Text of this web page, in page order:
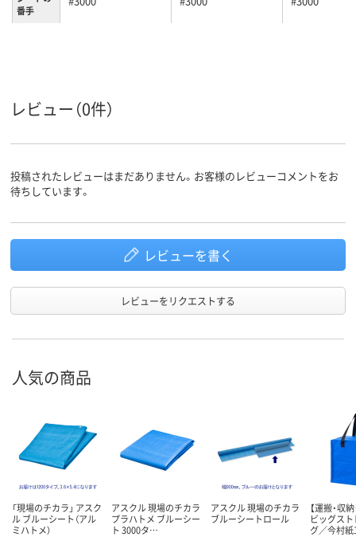
番手
レビュー（0件）
投稿されたレビューはまだありません。お客様のレビューコメントをお
待ちしています。
レビューを書く
レビューをリクエストする
人気の商品
「現場のチカラ」 アスク
ル ブルーシート（アル
ミハトメ）
アスクル 現場のチカラ
プラハトメ ブルーシー
ト 3000タ…
アスクル 現場のチカラ
ブルーシートロール
【運搬・収
ビッグス
グ／今村紙